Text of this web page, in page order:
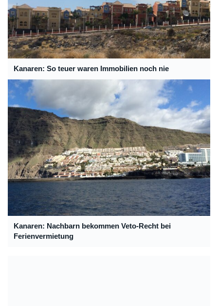
Kanaren: So teuer waren Immobilien noch nie
Kanaren: Nachbarn bekommen Veto-Recht bei
Ferienvermietung